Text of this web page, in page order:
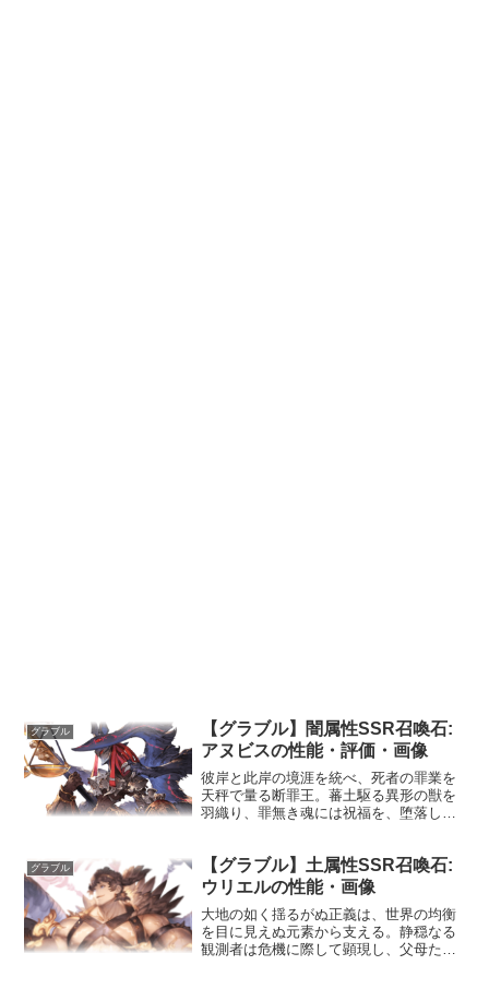
グラブル
【グラブル】闇属性SSR召喚石:
アヌビスの性能・評価・画像
彼岸と此岸の境涯を統べ、死者の罪業を
天秤で量る断罪王。蕃土駆る異形の獣を
羽織り、罪無き魂には祝福を、堕落した
MAXLv9902340150召喚ウプウアウト
☆☆☆☆敵全体に...
グラブル
【グラブル】土属性SSR召喚石:
ウリエルの性能・画像
大地の如く揺るがぬ正義は、世界の均衡
を目に見えぬ元素から支える。静穏なる
観測者は危機に際して顕現し、父母たる